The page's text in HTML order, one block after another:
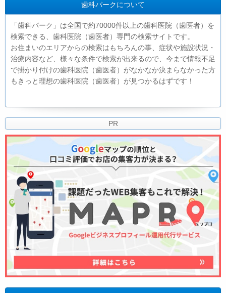
歯科パークについて
「歯科パーク」は全国で約70000件以上の歯科医院（歯医者）を
検索できる、歯科医院（歯医者）専門の検索サイトです。
お住まいのエリアからの検索はもちろんの事、症状や施設状況・
治療内容など、様々な条件で検索が出来るので、今まで情報不足
で掛かり付けの歯科医院（歯医者）がなかなか決まらなかった方
もきっと理想の歯科医院（歯医者）が見つかるはずです！
PR